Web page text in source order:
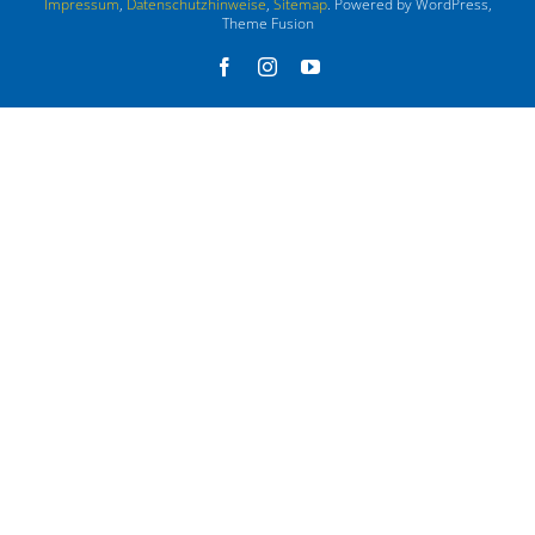
Impressum, Datenschutzhinweise, Sitemap. Powered by WordPress,
Theme Fusion
FacebookInstagramYouTube